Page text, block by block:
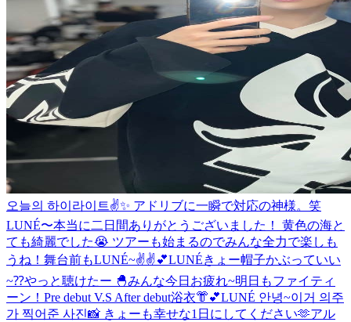
오늘의 하이라이트✌️✨ アドリブに一瞬で対応の神様。笑
LUNÉ〜本当に二日間ありがとうございました！ 黄色の海と
ても綺麗でした😭 ツアーも始まるのでみんな全力で楽しも
うね！ 舞台前もLUNÉ~✌️✌️💕LUNÉきょー帽子かぶっていい
~⁇やっと聴けたー 🐣みんな今日お疲れ~明日もファイティ
ーン！ Pre debut V.S After debut浴衣👘︎💕︎LUNÉ 안녕~이거 의주
가 찍어준 사진📸 きょーも幸せな1日にしてください🫶アル